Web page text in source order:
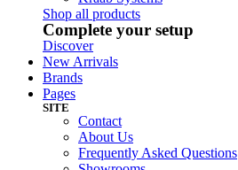
Shop all products
Complete your setup
Discover
New Arrivals
Brands
Pages
SITE
Contact
About Us
Frequently Asked Questions